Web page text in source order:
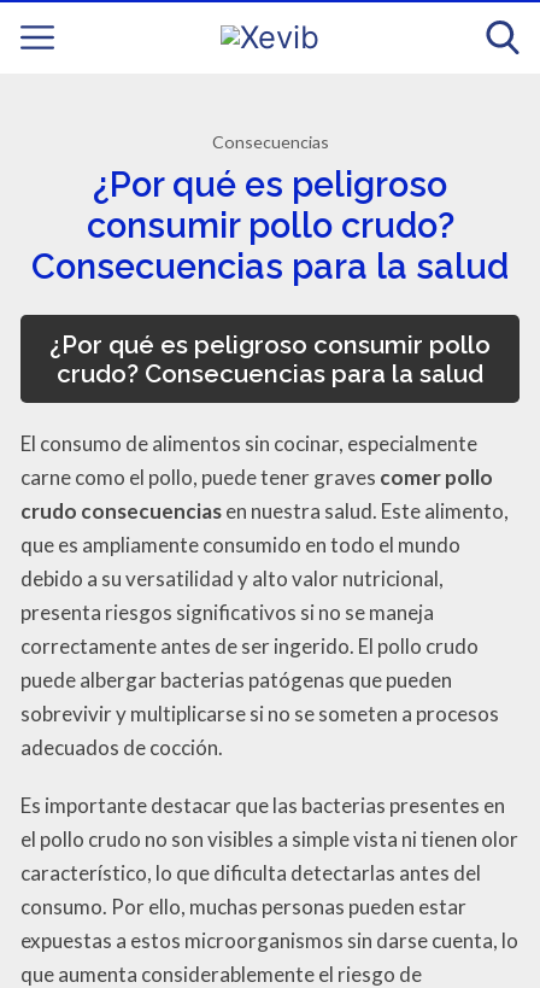
Consecuencias
¿Por qué es peligroso
consumir pollo crudo?
Consecuencias para la salud
¿Por qué es peligroso consumir pollo
crudo? Consecuencias para la salud
El consumo de alimentos sin cocinar, especialmente
carne como el pollo, puede tener graves comer pollo
crudo consecuenciasen nuestra salud. Este alimento,
que es ampliamente consumido en todo el mundo
debido a su versatilidad y alto valor nutricional,
presenta riesgos significativos si no se maneja
correctamente antes de ser ingerido. El pollo crudo
puede albergar bacterias patógenas que pueden
sobrevivir y multiplicarse si no se someten a procesos
adecuados de cocción.
Es importante destacar que las bacterias presentes en
el pollo crudo no son visibles a simple vista ni tienen olor
característico, lo que dificulta detectarlas antes del
consumo. Por ello, muchas personas pueden estar
expuestas a estos microorganismos sin darse cuenta, lo
que aumenta considerablemente el riesgo de